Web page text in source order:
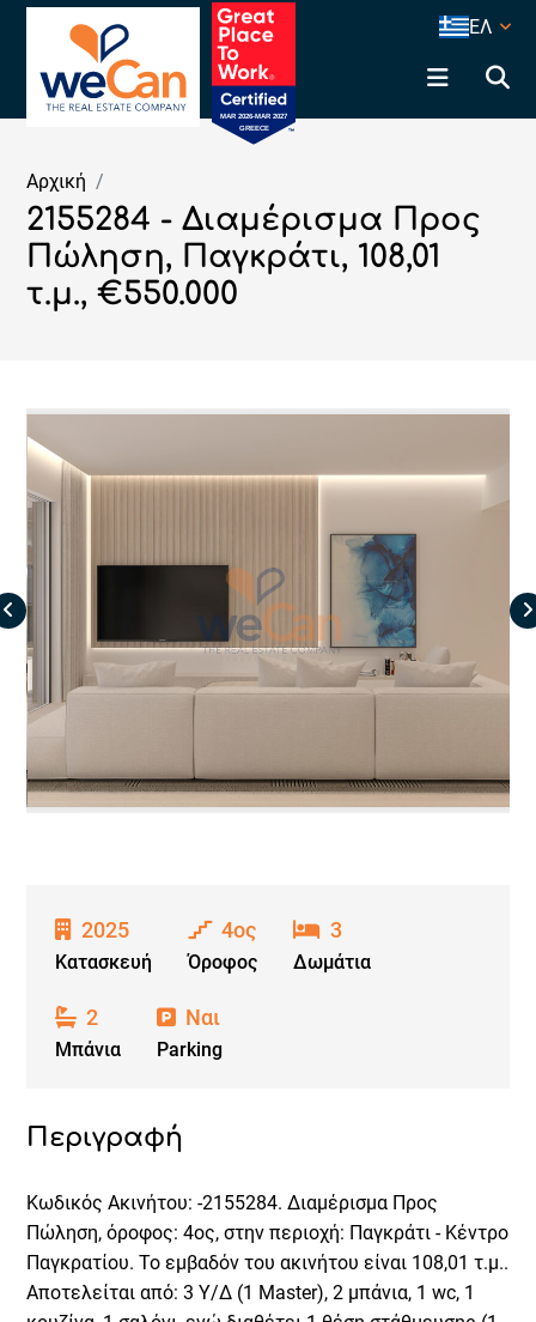
ΕΛ
Αρχική
2155284 - Διαμέρισμα Προς
Πώληση, Παγκράτι, 108,01
τ.μ., €550.000
2025
Κατασκευή
4ος
Όροφος
3
Δωμάτια
2
Μπάνια
Ναι
Parking
Περιγραφή
Κωδικός Ακινήτου: -2155284. Διαμέρισμα Προς
Πώληση, όροφος: 4ος, στην περιοχή: Παγκράτι - Κέντρο
Παγκρατίου. Το εμβαδόν του ακινήτου είναι 108,01 τ.μ..
Αποτελείται από: 3 Υ/Δ (1 Master), 2 μπάνια, 1 wc, 1